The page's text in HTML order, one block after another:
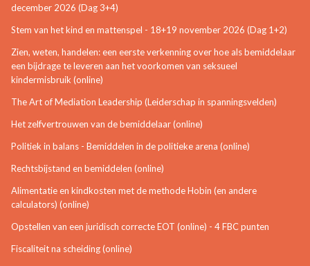
december 2026 (Dag 3+4)
Stem van het kind en mattenspel - 18+19 november 2026 (Dag 1+2)
Zien, weten, handelen: een eerste verkenning over hoe als bemiddelaar
een bijdrage te leveren aan het voorkomen van seksueel
kindermisbruik (online)
The Art of Mediation Leadership (Leiderschap in spanningsvelden)
Het zelfvertrouwen van de bemiddelaar (online)
Politiek in balans - Bemiddelen in de politieke arena (online)
Rechtsbijstand en bemiddelen (online)
Alimentatie en kindkosten met de methode Hobin (en andere
calculators) (online)
Opstellen van een juridisch correcte EOT (online) - 4 FBC punten
Fiscaliteit na scheiding (online)